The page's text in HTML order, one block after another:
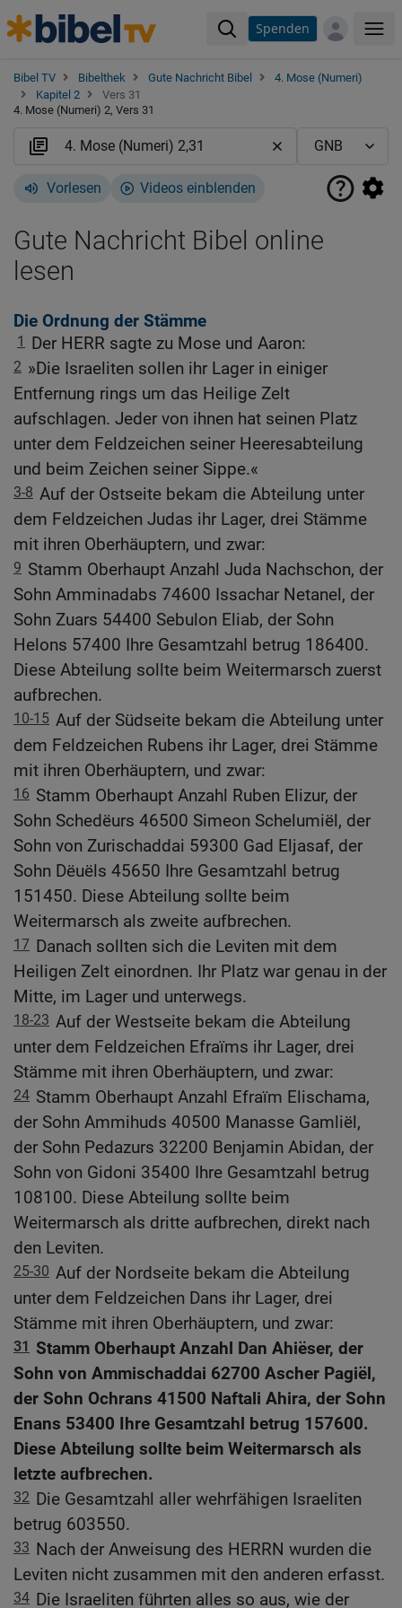
Spenden
Bibel TV Bibelthek Gute Nachricht Bibel
4. Mose (Numeri)
Kapitel 2
Vers 31
4. Mose (Numeri) 2, Vers 31
Vorlesen Videos einblenden
Gute Nachricht Bibel online
lesen
Die Ordnung der Stämme
1 Der HERR sagte zu Mose und Aaron:
2 »Die Israeliten sollen ihr Lager in einiger
Entfernung rings um das Heilige Zelt
aufschlagen. Jeder von ihnen hat seinen Platz
unter dem Feldzeichen seiner Heeresabteilung
und beim Zeichen seiner Sippe.«
3-8 Auf der Ostseite bekam die Abteilung unter
dem Feldzeichen Judas ihr Lager, drei Stämme
mit ihren Oberhäuptern, und zwar:
9 Stamm Oberhaupt Anzahl Juda Nachschon, der
Sohn Amminadabs 74600 Issachar Netanel, der
Sohn Zuars 54400 Sebulon Eliab, der Sohn
Helons 57400 Ihre Gesamtzahl betrug 186400.
Diese Abteilung sollte beim Weitermarsch zuerst
aufbrechen.
10-15 Auf der Südseite bekam die Abteilung unter
dem Feldzeichen Rubens ihr Lager, drei Stämme
mit ihren Oberhäuptern, und zwar:
16 Stamm Oberhaupt Anzahl Ruben Elizur, der
Sohn Schedëurs 46500 Simeon Schelumiël, der
Sohn von Zurischaddai 59300 Gad Eljasaf, der
Sohn Dëuëls 45650 Ihre Gesamtzahl betrug
151450. Diese Abteilung sollte beim
Weitermarsch als zweite aufbrechen.
17 Danach sollten sich die Leviten mit dem
Heiligen Zelt einordnen. Ihr Platz war genau in der
Mitte, im Lager und unterwegs.
18-23 Auf der Westseite bekam die Abteilung
unter dem Feldzeichen Efraïms ihr Lager, drei
Stämme mit ihren Oberhäuptern, und zwar:
24 Stamm Oberhaupt Anzahl Efraïm Elischama,
der Sohn Ammihuds 40500 Manasse Gamliël,
der Sohn Pedazurs 32200 Benjamin Abidan, der
Sohn von Gidoni 35400 Ihre Gesamtzahl betrug
108100. Diese Abteilung sollte beim
Weitermarsch als dritte aufbrechen, direkt nach
den Leviten.
25-30 Auf der Nordseite bekam die Abteilung
unter dem Feldzeichen Dans ihr Lager, drei
Stämme mit ihren Oberhäuptern, und zwar:
31 Stamm Oberhaupt Anzahl Dan Ahiëser, der
Sohn von Ammischaddai 62700 Ascher Pagiël,
der Sohn Ochrans 41500 Naftali Ahira, der Sohn
Enans 53400 Ihre Gesamtzahl betrug 157600.
Diese Abteilung sollte beim Weitermarsch als
letzte aufbrechen.
32 Die Gesamtzahl aller wehrfähigen Israeliten
betrug 603550.
33 Nach der Anweisung des HERRN wurden die
Leviten nicht zusammen mit den anderen erfasst.
34 Die Israeliten führten alles so aus, wie der